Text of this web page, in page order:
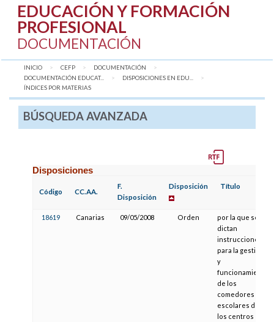
EDUCACIÓN Y FORMACIÓN
PROFESIONAL
DOCUMENTACIÓN
INICIO CEFP
DOCUMENTACIÓN
DOCUMENTACIÓN EDUCAT...
DISPOSICIONES EN EDU...
AQUÍ:
ÍNDICES POR MATERIAS
BÚSQUEDA AVANZADA
Disposiciones
Código CC.AA.
F.
Disposición
Disposición Título
18619 Canarias 09/05/2008 Orden
por la que se
dictan
instrucciones
para la gestión
y
funcionamiento
de los
comedores
escolares de
los centros